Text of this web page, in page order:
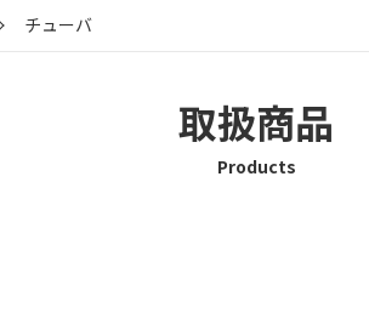
チューバ
取扱商品
Products